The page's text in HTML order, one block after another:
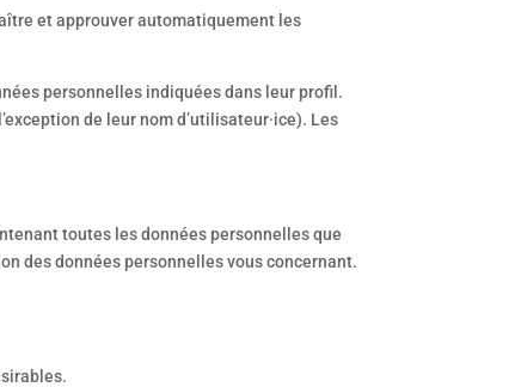
et approuver automatiquement les
personnelles indiquées dans leur profil.
de leur nom d’utilisateur·ice). Les
toutes les données personnelles que
des données personnelles vous concernant.